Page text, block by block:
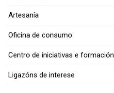
Artesanía
Oficina de consumo
Centro de iniciativas e formación
Ligazóns de interese